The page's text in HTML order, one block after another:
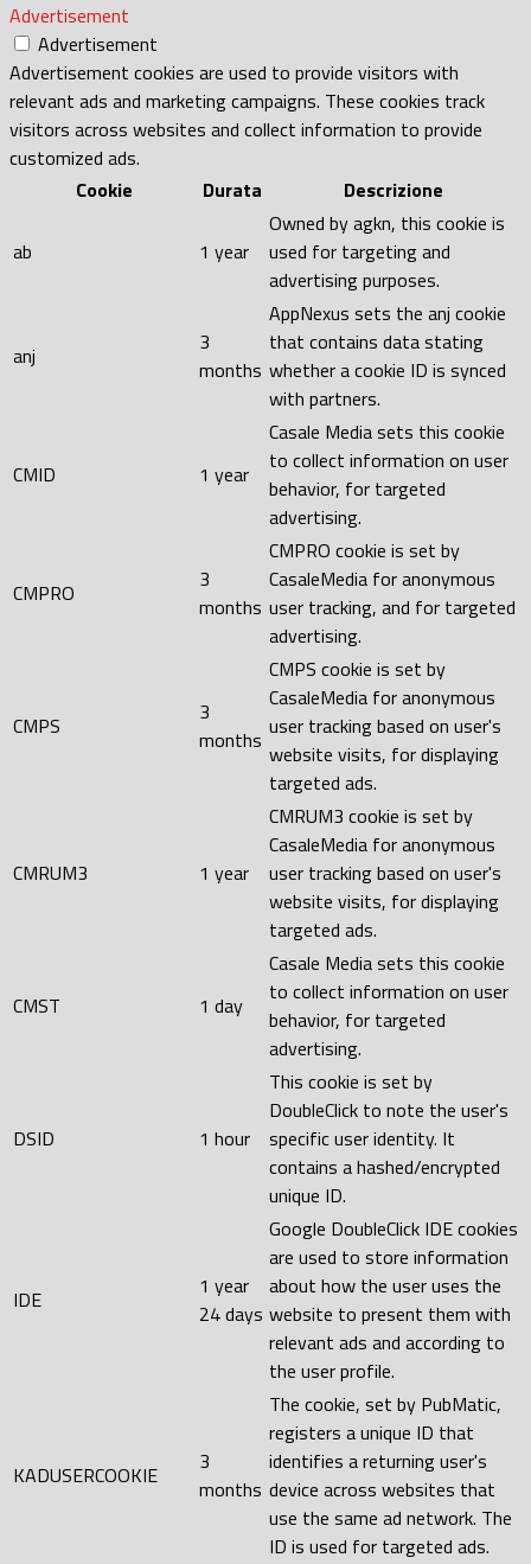
Advertisement
Advertisement
Advertisement cookies are used to provide visitors with
relevant ads and marketing campaigns. These cookies track
visitors across websites and collect information to provide
customized ads.
Cookie
Durata Descrizione
ab 1 year
Owned by agkn, this cookie is
used for targeting and
advertising purposes.
anj
3
months
AppNexus sets the anj cookie
that contains data stating
whether a cookie ID is synced
with partners.
CMID 1 year
Casale Media sets this cookie
to collect information on user
behavior, for targeted
advertising.
CMPRO
3
months
CMPRO cookie is set by
CasaleMedia for anonymous
user tracking, and for targeted
advertising.
CMPS
3
months
CMPS cookie is set by
CasaleMedia for anonymous
user tracking based on user's
website visits, for displaying
targeted ads.
CMRUM3 1 year
CMRUM3 cookie is set by
CasaleMedia for anonymous
user tracking based on user's
website visits, for displaying
targeted ads.
CMST 1 day
Casale Media sets this cookie
to collect information on user
behavior, for targeted
advertising.
DSID 1 hour
This cookie is set by
DoubleClick to note the user's
specific user identity. It
contains a hashed/encrypted
unique ID.
IDE
1 year
24 days
Google DoubleClick IDE cookies
are used to store information
about how the user uses the
website to present them with
relevant ads and according to
the user profile.
KADUSERCOOKIE
3
months
The cookie, set by PubMatic,
registers a unique ID that
identifies a returning user's
device across websites that
use the same ad network. The
ID is used for targeted ads.